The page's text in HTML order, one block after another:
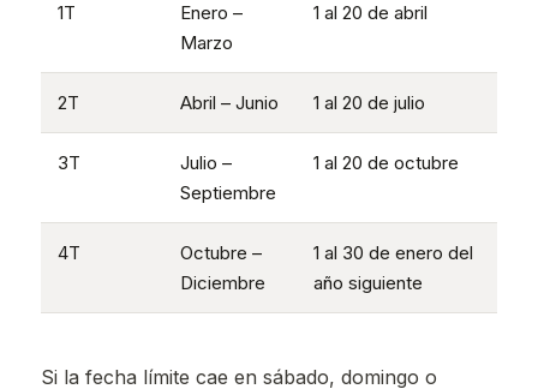
1T
Enero –
Marzo
1 al 20 de abril
2T Abril – Junio 1 al 20 de julio
3T
Julio –
Septiembre
1 al 20 de octubre
4T
Octubre –
Diciembre
1 al 30 de enero del
año siguiente
Si la fecha límite cae en sábado, domingo o